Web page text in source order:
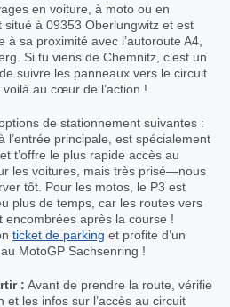
en voiture, à moto ou en
à 09353 Oberlungwitz et est
sa proximité avec l’autoroute A4,
Si tu viens de Chemnitz, c’est un
suivre les panneaux vers le circuit
au cœur de l’action !
de stationnement suivantes :
l’entrée principale, est spécialement
t’offre le plus rapide accès au
les voitures, mais très prisé—nous
tôt. Pour les motos, le P3 est
plus de temps, car les routes vers
encombrées après la course !
ticket de parking et profite d’un
MotoGP Sachsenring !
: Avant de prendre la route, vérifie
et les infos sur l’accès au circuit